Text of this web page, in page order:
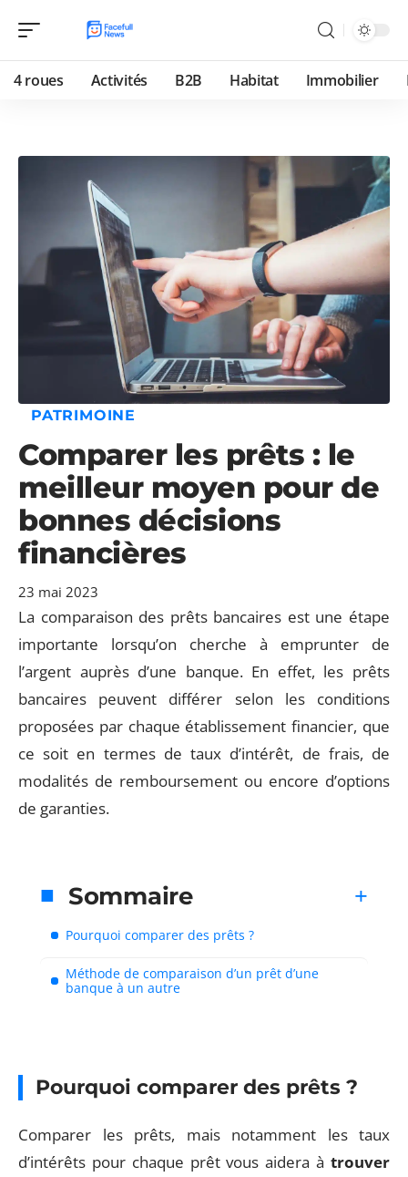
4 roues Activités B2B Habitat Immobilier
PATRIMOINE
Comparer les prêts : le
meilleur moyen pour de
bonnes décisions
financières
23 mai 2023
La comparaison des prêts bancaires est une étape
importante lorsqu’on cherche à emprunter de
l’argent auprès d’une banque. En effet, les prêts
bancaires peuvent différer selon les conditions
proposées par chaque établissement financier, que
ce soit en termes de taux d’intérêt, de frais, de
modalités de remboursement ou encore d’options
de garanties.
Sommaire
Pourquoi comparer des prêts ?
Méthode de comparaison d’un prêt d’une
banque à un autre
Pourquoi comparer des prêts ?
Comparer les prêts, mais notamment les taux
d’intérêts pour chaque prêt vous aidera à trouver